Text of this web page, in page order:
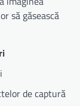
să găsească
de captură